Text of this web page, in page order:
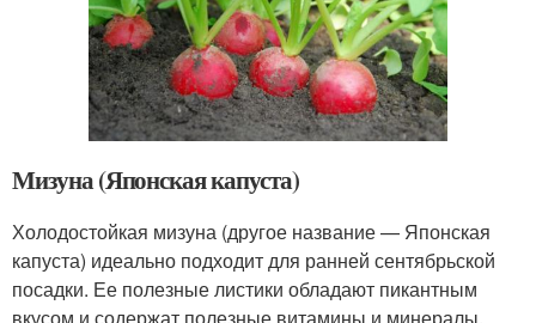
Мизуна (Японская капуста)
Холодостойкая мизуна (другое название — Японская
капуста) идеально подходит для ранней сентябрьской
посадки. Ее полезные листики обладают пикантным